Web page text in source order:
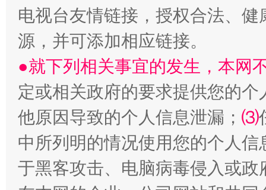
以产业富民促振兴
电视台友情链接，授权合法、
源，并可添加相应链接。
●就下列相关事宜的发生，本网
定或相关政府的要求提供您的个
他原因导致的个人信息泄漏； ⑶
中所列明的情况使用您的个人
于黑客攻击、电脑病毒侵入或